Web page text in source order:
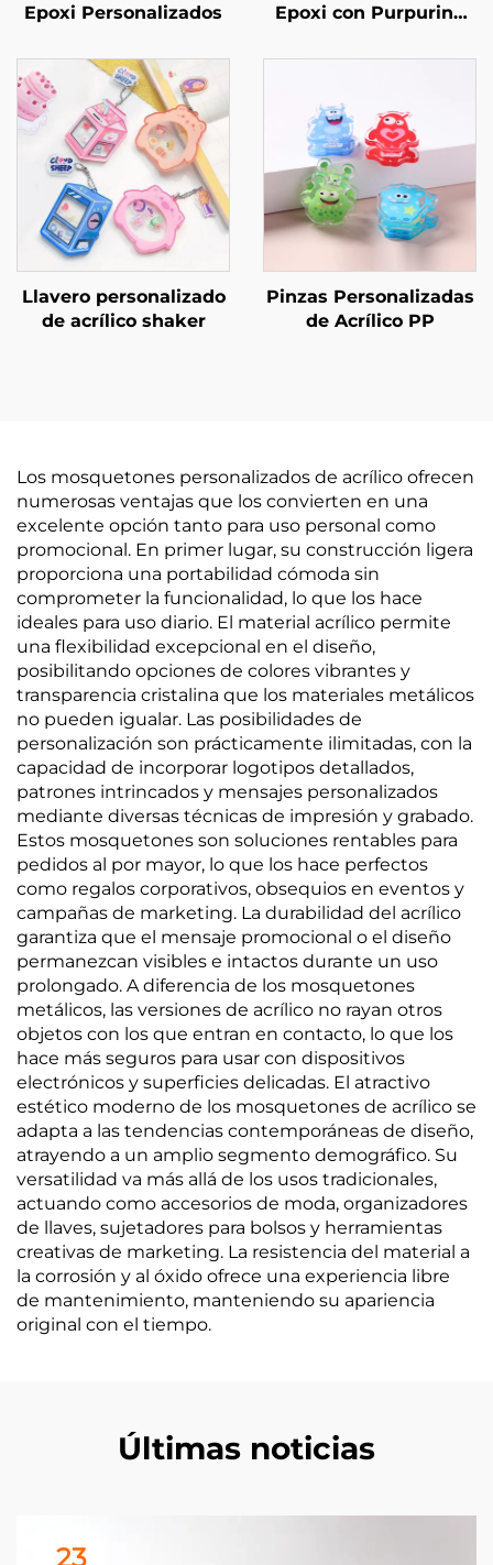
Epoxi Personalizados
Epoxi con Purpurina
Llavero personalizado
de acrílico shaker
Pinzas Personalizadas
de Acrílico PP
Los mosquetones personalizados de acrílico ofrecen
numerosas ventajas que los convierten en una
excelente opción tanto para uso personal como
promocional. En primer lugar, su construcción ligera
proporciona una portabilidad cómoda sin
comprometer la funcionalidad, lo que los hace
ideales para uso diario. El material acrílico permite
una flexibilidad excepcional en el diseño,
posibilitando opciones de colores vibrantes y
transparencia cristalina que los materiales metálicos
no pueden igualar. Las posibilidades de
personalización son prácticamente ilimitadas, con la
capacidad de incorporar logotipos detallados,
patrones intrincados y mensajes personalizados
mediante diversas técnicas de impresión y grabado.
Estos mosquetones son soluciones rentables para
pedidos al por mayor, lo que los hace perfectos
como regalos corporativos, obsequios en eventos y
campañas de marketing. La durabilidad del acrílico
garantiza que el mensaje promocional o el diseño
permanezcan visibles e intactos durante un uso
prolongado. A diferencia de los mosquetones
metálicos, las versiones de acrílico no rayan otros
objetos con los que entran en contacto, lo que los
hace más seguros para usar con dispositivos
electrónicos y superficies delicadas. El atractivo
estético moderno de los mosquetones de acrílico se
adapta a las tendencias contemporáneas de diseño,
atrayendo a un amplio segmento demográfico. Su
versatilidad va más allá de los usos tradicionales,
actuando como accesorios de moda, organizadores
de llaves, sujetadores para bolsos y herramientas
creativas de marketing. La resistencia del material a
la corrosión y al óxido ofrece una experiencia libre
de mantenimiento, manteniendo su apariencia
original con el tiempo.
Últimas noticias
23